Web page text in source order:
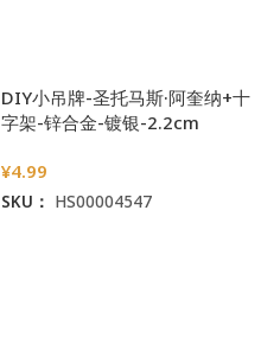
DIY小吊牌-圣托马斯·阿奎纳+十
字架-锌合金-镀银-2.2cm
¥4.99
SKU： HS00004547